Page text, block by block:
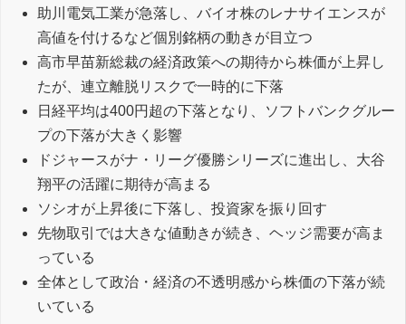
助川電気工業が急落し、バイオ株のレナサイエンスが
高値を付けるなど個別銘柄の動きが目立つ
高市早苗新総裁の経済政策への期待から株価が上昇し
たが、連立離脱リスクで一時的に下落
日経平均は400円超の下落となり、ソフトバンクグルー
プの下落が大きく影響
ドジャースがナ・リーグ優勝シリーズに進出し、大谷
翔平の活躍に期待が高まる
ソシオが上昇後に下落し、投資家を振り回す
先物取引では大きな値動きが続き、ヘッジ需要が高ま
っている
全体として政治・経済の不透明感から株価の下落が続
いている